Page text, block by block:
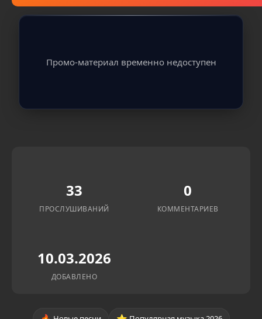
Промо-материал временно недоступен
33
ПРОСЛУШИВАНИЙ
0
КОММЕНТАРИЕВ
10.03.2026
ДОБАВЛЕНО